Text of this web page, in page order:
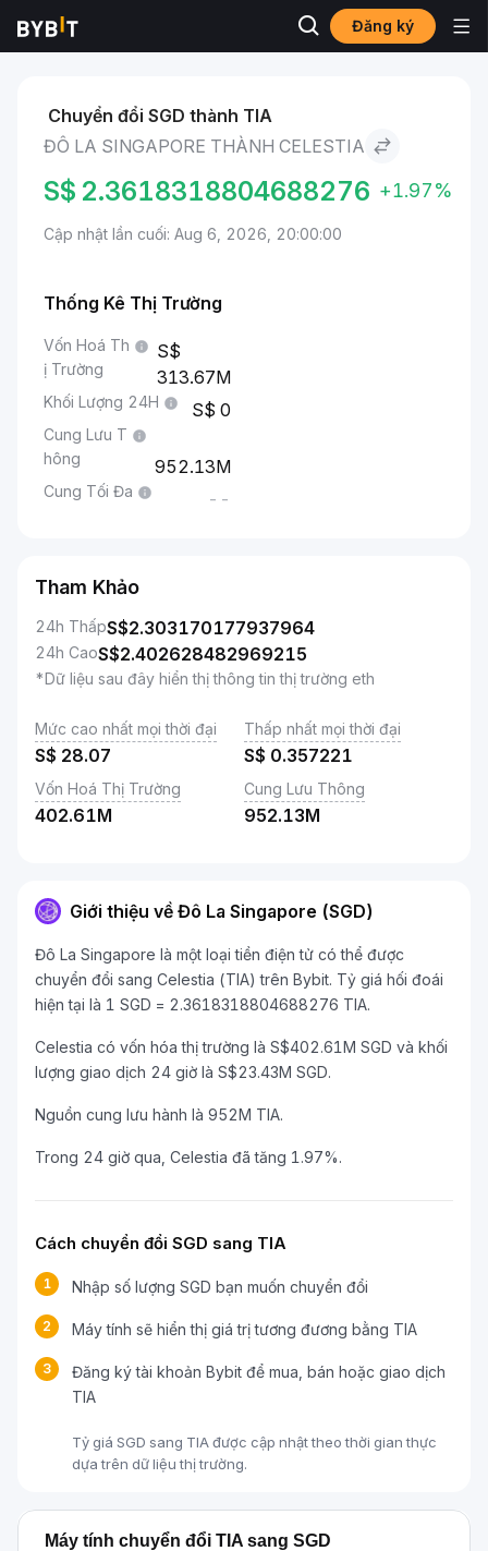
Đăng ký
Thị trường Đô La Singapore to Celestia
Chuyển đổi SGD thành TIA
ĐÔ LA SINGAPORE THÀNH CELESTIA
S$ 2.3618318804688276 +1.97%
Cập nhật lần cuối: Aug 6, 2026, 20:00:00
Thống Kê Thị Trường
Vốn Hoá Th
ị Trường
313.67M
Khối Lượng 24H 0
Cung Lưu T
hông
952.13M
Cung Tối Đa --
Tham Khảo
24h ThấpS$2.303170177937964
24h CaoS$2.402628482969215
*Dữ liệu sau đây hiển thị thông tin thị trường eth
Mức cao nhất mọi thời đại
S$ 28.07
Thấp nhất mọi thời đại
S$ 0.357221
Vốn Hoá Thị Trường
402.61M
Cung Lưu Thông
952.13M
Giới thiệu về Đô La Singapore (SGD)
Đô La Singapore là một loại tiền điện tử có thể được
chuyển đổi sang Celestia (TIA) trên Bybit. Tỷ giá hối đoái
hiện tại là 1 SGD = 2.3618318804688276 TIA.
Celestia có vốn hóa thị trường là S$402.61M SGD và khối
lượng giao dịch 24 giờ là S$23.43M SGD.
Nguồn cung lưu hành là 952M TIA.
Trong 24 giờ qua, Celestia đã tăng 1.97%.
Cách chuyển đổi SGD sang TIA
1 Nhập số lượng SGD bạn muốn chuyển đổi
2 Máy tính sẽ hiển thị giá trị tương đương bằng TIA
3
Đăng ký tài khoản Bybit để mua, bán hoặc giao dịch
TIA
Tỷ giá SGD sang TIA được cập nhật theo thời gian thực
dựa trên dữ liệu thị trường.
Máy tính chuyển đổi TIA sang SGD